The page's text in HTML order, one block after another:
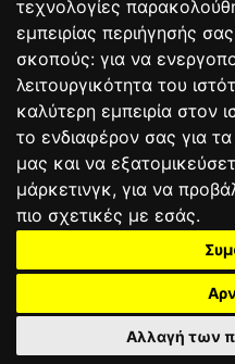
τεχνολογίες
εμπειρίας περιήγησής
σκοπούς: για να
λειτουργικότητα του
καλύτερη εμπειρία στον
το ενδιαφέρον σας για τα
μας και να
μάρκετινγκ, για να
πιο σχετικές με εσάς.
Αλλαγή των
ΟΡΟΙ
ΑΓΩΝΕΣ